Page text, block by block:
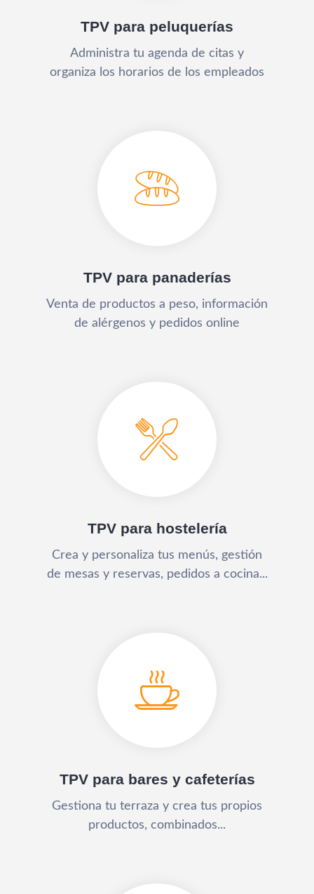
TPV para peluquerías
Administra tu agenda de citas y
organiza los horarios de los empleados
TPV para panaderías
Venta de productos a peso, información
de alérgenos y pedidos online
TPV para hostelería
Crea y personaliza tus menús, gestión
de mesas y reservas, pedidos a cocina...
TPV para bares y cafeterías
Gestiona tu terraza y crea tus propios
productos, combinados...